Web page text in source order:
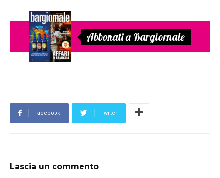
Abbonati a Bargiornale
Facebook Twitter
Lascia un commento